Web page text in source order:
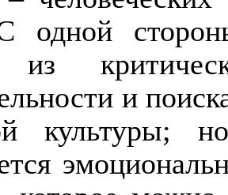
одной
из
и
культуры;